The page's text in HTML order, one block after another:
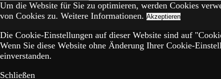
Um die Website für Sie zu optimieren, werden Cookies
von Cookies zu. Weitere Informationen. Akzeptieren
Die Cookie-Einstellungen auf dieser Website sind auf
Wenn Sie diese Website ohne Änderung Ihrer Cookie-
einverstanden.
Schließen